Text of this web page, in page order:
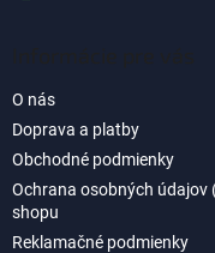
O nás
Doprava a platby
Obchodné podmienky
Ochrana osobných údajov
shopu
Reklamačné podmienky